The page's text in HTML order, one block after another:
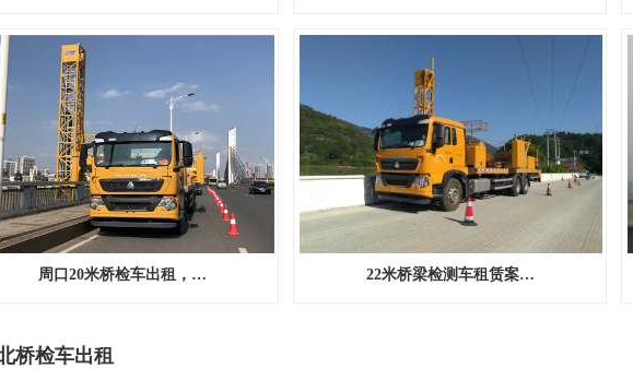
周口20米桥检车出租，… 22米桥梁检测车租赁案…
桥检车出租